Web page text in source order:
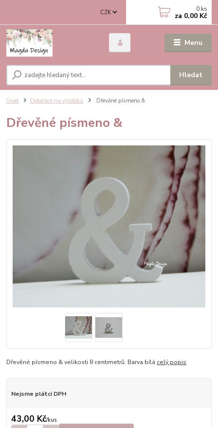
Menu
CZK
Hledat
0 ks
za 0,00 Kč
Úvod Dekorace na výzdobu Dřevěné písmeno &
Dřevěné písmeno &
Dřevěné písmeno & velikosti 8 centimetrů. Barva bílá celý popis
Nejsme plátci DPH
43,00 Kč/kus